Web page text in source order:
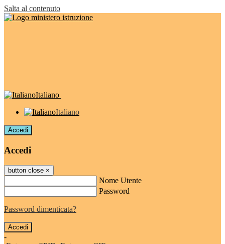
Salta al contenuto
Italiano
Italiano
Accedi
Accedi
button close ×
Nome Utente
Password
Password dimenticata?
-